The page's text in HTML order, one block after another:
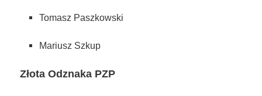
Tomasz Paszkowski
Mariusz Szkup
Złota Odznaka PZP